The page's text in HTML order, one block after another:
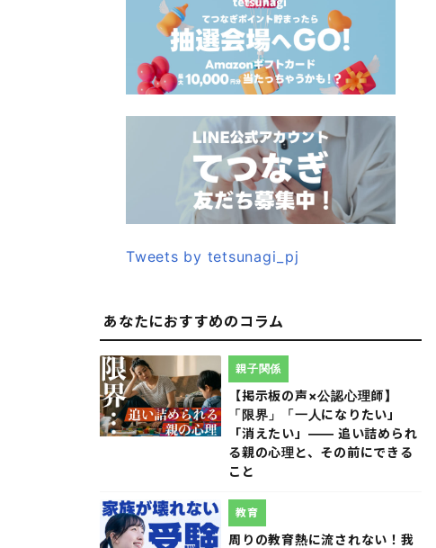
Tweets by tetsunagi_pj
あなたにおすすめのコラム
【掲示板の声×公認心理師】
「限界」「一人になりたい」
「消えたい」―― 追い詰められ
る親の心理と、その前にできる
こと
親子関係
周りの教育熱に流されない！我
教育